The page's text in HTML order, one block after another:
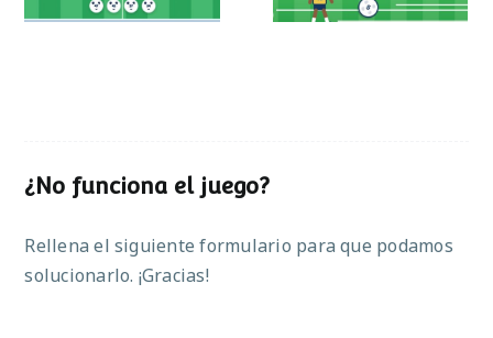
¿No funciona el juego?
Rellena el siguiente formulario para que podamos
solucionarlo. ¡Gracias!